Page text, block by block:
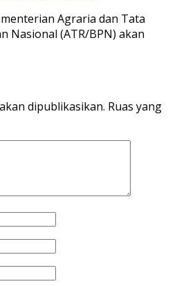
Agraria dan Tata
Nasional (ATR/BPN) akan
dipublikasikan. Ruas yang